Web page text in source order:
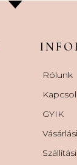
Rólunk
GYIK